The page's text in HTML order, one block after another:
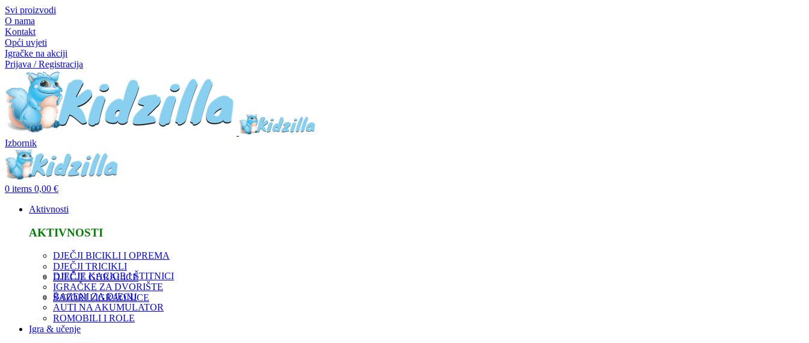
Svi proizvodi
O nama
Kontakt
Opći uvjeti
Igračke na akciji
Prijava / Registracija
Izbornik
0 items 0,00 €
Aktivnosti
AKTIVNOSTI
DJEČJI BICIKLI I OPREMA
DJEČJI TRICIKLI
DJEČJE GURALICE
DJEČJE KACIGE I ŠTITNICI
IGRAČKE ZA DVORIŠTE
ŠATORI I IGRAONICE
BAZENI ZA DJECU
AUTI NA AKUMULATOR
ROMOBILI I ROLE
Igra & učenje